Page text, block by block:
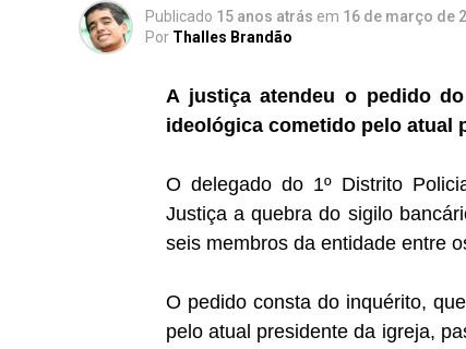
Publicado 15 anos atrás em 16 de março de
Por Thalles Brandão
A justiça atendeu o pedido
ideológica cometido pelo atual
O delegado do 1º Distrito
Justiça a quebra do sigilo
seis membros da entidade entre
O pedido consta do inquérito,
pelo atual presidente da igreja,